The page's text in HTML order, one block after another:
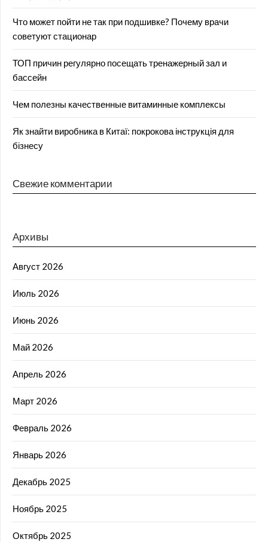
Что может пойти не так при подшивке? Почему врачи
советуют стационар
ТОП причин регулярно посещать тренажерный зал и
бассейн
Чем полезны качественные витаминные комплексы
Як знайти виробника в Китаї: покрокова інструкція для
бізнесу
Свежие комментарии
Архивы
Август 2026
Июль 2026
Июнь 2026
Май 2026
Апрель 2026
Март 2026
Февраль 2026
Январь 2026
Декабрь 2025
Ноябрь 2025
Октябрь 2025